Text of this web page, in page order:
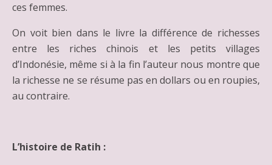
ces femmes.
On voit bien dans le livre la différence de richesses
entre les riches chinois et les petits villages
d’Indonésie, même si à la fin l’auteur nous montre que
la richesse ne se résume pas en dollars ou en roupies,
au contraire.
L’histoire de Ratih :